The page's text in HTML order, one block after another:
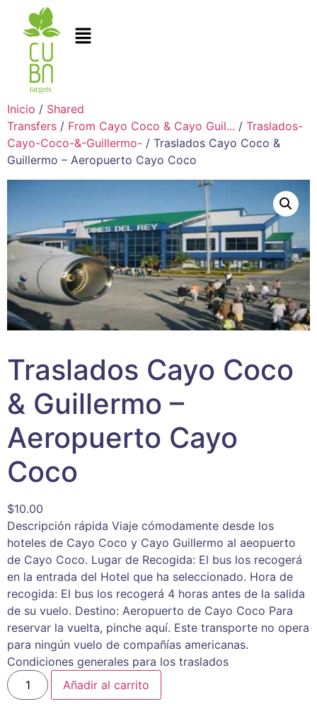
Inicio / Shared
Transfers / From Cayo Coco & Cayo Guil... / Traslados-
Cayo-Coco-&-Guillermo- / Traslados Cayo Coco &
Guillermo – Aeropuerto Cayo Coco
Traslados Cayo Coco
& Guillermo –
Aeropuerto Cayo
Coco
$10.00
Descripción rápida Viaje cómodamente desde los
hoteles de Cayo Coco y Cayo Guillermo al aeopuerto
de Cayo Coco. Lugar de Recogida: El bus los recogerá
en la entrada del Hotel que ha seleccionado. Hora de
recogida: El bus los recogerá 4 horas antes de la salida
de su vuelo. Destino: Aeropuerto de Cayo Coco Para
reservar la vuelta, pinche aquí. Este transporte no opera
para ningún vuelo de compañías americanas.
Condiciones generales para los traslados
Añadir al carrito